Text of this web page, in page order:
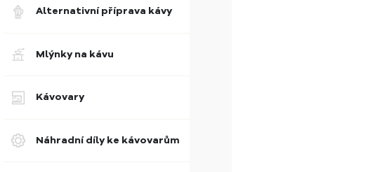
Alternativní příprava kávy
Mlýnky na kávu
Kávovary
Náhradní díly ke kávovarům